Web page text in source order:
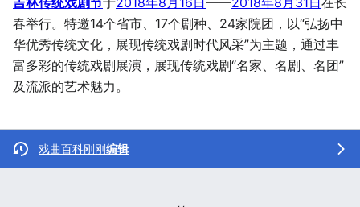
春举行。特邀14个省市、17个剧种、24家院团，以“弘扬中
华优秀传统文化，展现传统戏剧时代风采”为主题，通过丰
富多彩的传统戏剧展演，展现传统戏剧“名家、名剧、名团”
及流派的艺术魅力。
戏曲百科刚刚编辑